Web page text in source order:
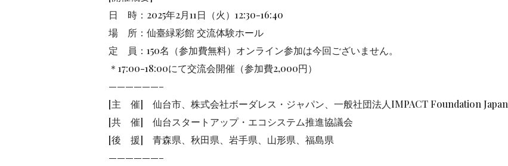
日 時：2025年2月11日（火）12:30-16:40
場 所：仙臺緑彩館 交流体験ホール
定 員：150名（参加費無料）オンライン参加は今回ございません。
＊17:00-18:00にて交流会開催（参加費2,000円）
——————–
[主 催] 仙台市、株式会社ボーダレス・ジャパン、一般社団法人IMPACT Foundation Japan
[共 催] 仙台スタートアップ・エコシステム推進協議会
[後 援] 青森県、秋田県、岩手県、山形県、福島県
——————–